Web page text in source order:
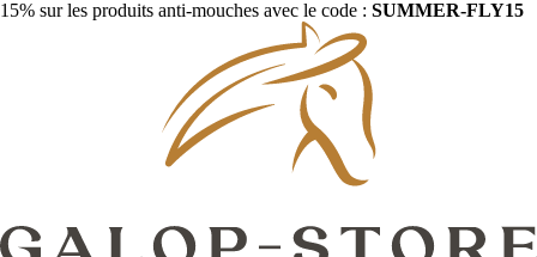
15% sur les produits anti-mouches avec le code : SUMMER-FLY15